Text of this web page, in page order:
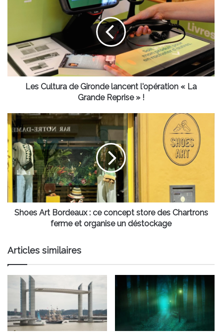
Cultura
l'opération
«
La
Grande
RepriseLes Cultura de Gironde lancent l'opération « La
Grande Reprise » !
Shoes
Art
Bordeaux
:
ce
concept
store
Chartrons
ferme
déstockage
Shoes Art Bordeaux : ce concept store des Chartrons
ferme et organise un déstockage
Articles similaires